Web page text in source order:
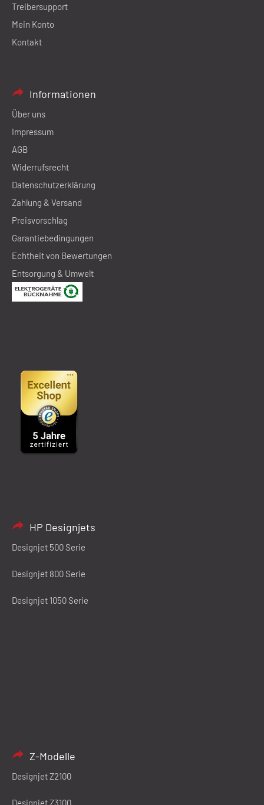
Treibersupport
Mein Konto
Kontakt
Informationen
Über uns
Impressum
AGB
Widerrufsrecht
Datenschutzerklärung
Zahlung & Versand
Preisvorschlag
Garantiebedingungen
Echtheit von Bewertungen
Entsorgung & Umwelt
HP Designjets
Designjet 500 Serie
Designjet 800 Serie
Designjet 1050 Serie
Z-Modelle
Designjet Z2100
Designjet Z3100